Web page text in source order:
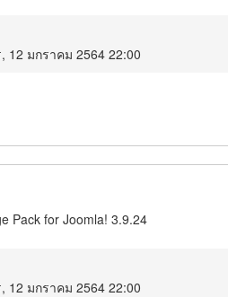
12 มกราคม 2564 22:00
Pack for Joomla! 3.9.24
12 มกราคม 2564 22:00